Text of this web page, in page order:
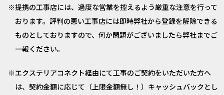
提携の工事店には、過度な営業を控えるよう厳重な注意を行って
おります。評判の悪い工事店には即時弊社から登録を解除できる
ものとしておりますので、何か問題がございましたら弊社までご
一報ください。
エクステリアコネクト経由にて工事のご契約をいただいた方へ
は、契約金額に応じて（上限金額無し！）キャッシュバックとし